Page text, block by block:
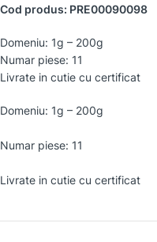
Cod produs: PRE00090098
Domeniu: 1g – 200g
Numar piese: 11
Livrate in cutie cu certificat
Domeniu: 1g – 200g
Numar piese: 11
Livrate in cutie cu certificat